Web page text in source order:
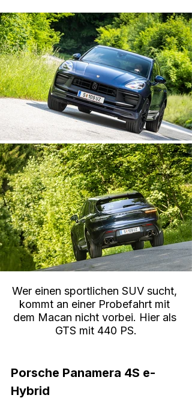
Wer einen sportlichen SUV sucht,
kommt an einer Probefahrt mit
dem Macan nicht vorbei. Hier als
GTS mit 440 PS.
Porsche Panamera 4S e-
Hybrid